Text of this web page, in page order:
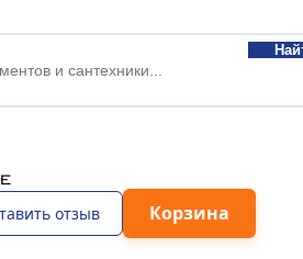
отзыв Корзина